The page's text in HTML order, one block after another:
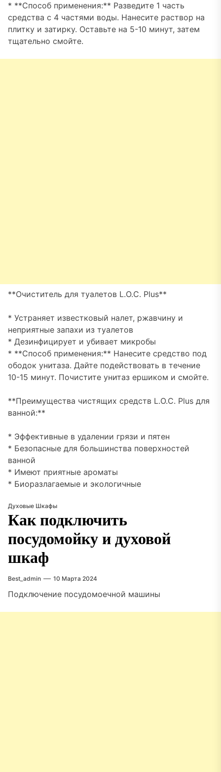
* **Способ применения:** Разведите 1 часть
средства с 4 частями воды. Нанесите раствор на
плитку и затирку. Оставьте на 5-10 минут, затем
тщательно смойте.
**Очиститель для туалетов L.O.C. Plus**
* Устраняет известковый налет, ржавчину и
неприятные запахи из туалетов
* Дезинфицирует и убивает микробы
* **Способ применения:** Нанесите средство под
ободок унитаза. Дайте подействовать в течение
10-15 минут. Почистите унитаз ершиком и смойте.
**Преимущества чистящих средств L.O.C. Plus для
ванной:**
* Эффективные в удалении грязи и пятен
* Безопасные для большинства поверхностей
ванной
* Имеют приятные ароматы
* Биоразлагаемые и экологичные
Духовые Шкафы
Как подключить
посудомойку и духовой
шкаф
Best_admin 10 Марта 2024
Подключение посудомоечной машины